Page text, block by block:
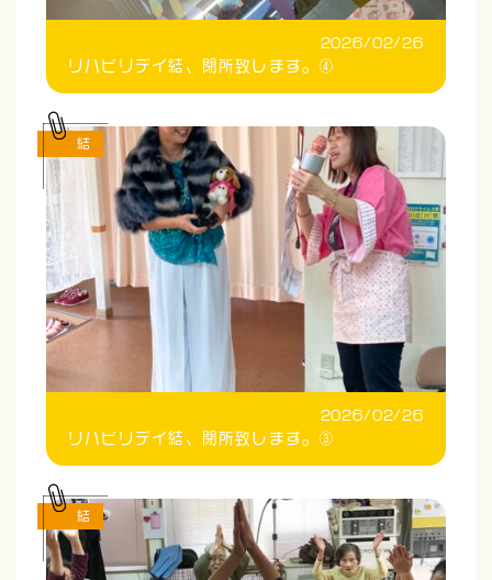
2026/02/26
リハビリデイ結、閉所致します。④
2026/02/26
リハビリデイ結、閉所致します。③
結
結